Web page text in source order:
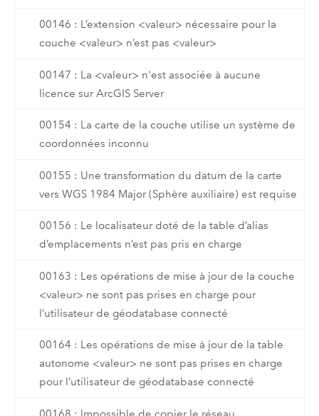
00146 : L’extension <valeur> nécessaire pour la
couche <valeur> n’est pas <valeur>
00147 : La <valeur> n'est associée à aucune
licence sur ArcGIS Server
00154 : La carte de la couche utilise un système de
coordonnées inconnu
00155 : Une transformation du datum de la carte
vers WGS 1984 Major (Sphère auxiliaire) est requise
00156 : Le localisateur doté de la table d’alias
d’emplacements n’est pas pris en charge
00163 : Les opérations de mise à jour de la couche
<valeur> ne sont pas prises en charge pour
l’utilisateur de géodatabase connecté
00164 : Les opérations de mise à jour de la table
autonome <valeur> ne sont pas prises en charge
pour l’utilisateur de géodatabase connecté